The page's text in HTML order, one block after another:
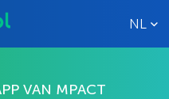
NL
VAN MPACT